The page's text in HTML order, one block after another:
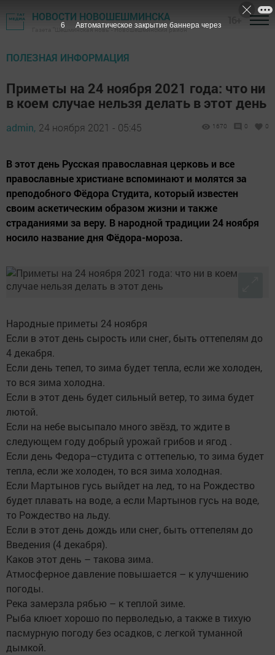
НОВОСТИ НОВОШЕШМИНСКА
Газета "Шешминская новь" - Новошешминский район
ПОЛЕЗНАЯ ИНФОРМАЦИЯ
Приметы на 24 ноября 2021 года: что ни
в коем случае нельзя делать в этот день
admin, 24 ноября 2021 - 05:45 1670 0 0
В этот день Русская православная церковь и все
православные христиане вспоминают и молятся за
преподобного Фёдора Студита, который известен
своим аскетическим образом жизни и также
страданиями за веру. В народной традиции 24 ноября
носило название дня Фёдора-мороза.
Народные приметы 24 ноября
Если в этот день сырость или снег, быть оттепелям до
4 декабря.
Если день тепел, то зима будет тепла, если же холоден,
то вся зима холодна.
Если в этот день будет сильный ветер, то зима будет
лютой.
Если на небе высыпало много звёзд, то ждите в
следующем году добрый урожай грибов и ягод .
Если день Федора–студита с оттепелью, то зима будет
тепла, если же холоден, то вся зима холодная.
Если Мартынов гусь выйдет на лед, то на Рождество
будет плавать на воде, а если Мартынов гусь на воде,
то Рождество на льду.
Если в этот день дождь или снег, быть оттепелям до
Введения (4 декабря).
Каков этот день – такова зима.
Атмосферное давление повышается – к улучшению
погоды.
Река замерзла рябью – к теплой зиме.
Рыба клюет хорошо по перволедью, а также в тихую
пасмурную погоду без осадков, с легкой туманной
дымкой.
5 Автоматическое закрытие баннера через